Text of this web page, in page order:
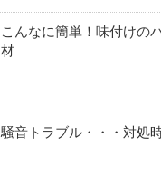
こんなに簡単！味付けの
材
騒音トラブル・・・対処